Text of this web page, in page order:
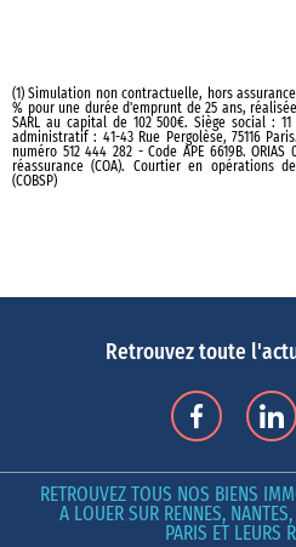
(1) Simulation non contractuelle, hors
% pour une durée d'emprunt de 25 ans,
SARL au capital de 102 500€. Siège social :
administratif : 41-43 Rue Pergolèse, 75116
numéro 512 444 282 - Code APE 6619B.
réassurance (COA). Courtier en opérations
(COBSP)
Retrouvez toute
RETROUVEZ TOUS NOS BIENS
A LOUER SUR RENNES,
PARIS ET LEURS